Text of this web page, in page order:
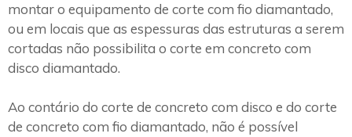
montar o equipamento de corte com fio diamantado,
ou em locais que as espessuras das estruturas a serem
cortadas não possibilita o corte em concreto com
disco diamantado.
Ao contário do corte de concreto com disco e do corte
de concreto com fio diamantado, não é possível